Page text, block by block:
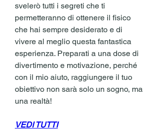
svelerò tutti i segreti che ti
permetteranno di ottenere il fisico
che hai sempre desiderato e di
vivere al meglio questa fantastica
esperienza. Preparati a una dose di
divertimento e motivazione, perché
con il mio aiuto, raggiungere il tuo
obiettivo non sarà solo un sogno, ma
una realtà!
VEDI TUTTI